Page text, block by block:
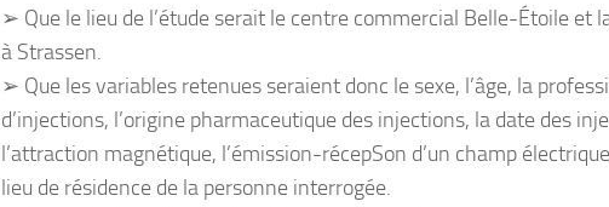
➢ Que le lieu de l’étude serait le centre commercial Belle-Étoile et
à Strassen.
➢ Que les variables retenues seraient donc le sexe, l’âge, la
d’injections, l’origine pharmaceutique des injections, la date des
l’attraction magnétique, l’émission-récepSon d’un champ
lieu de résidence de la personne interrogée.